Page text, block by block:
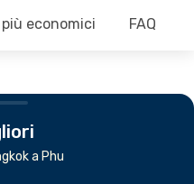
economici FAQ
a Phu